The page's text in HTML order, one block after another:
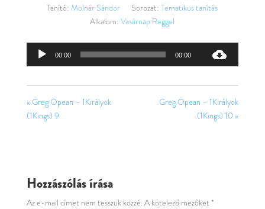
Tanító: Molnár Sándor Sorozat: Tematikus tanítás
Alkalom: Vasárnap Reggel
Audió
00:00 00:00
« Greg Opean – 1Királyok
(1Kings) 9
Greg Opean – 1Királyok
(1Kings) 10 »
Hozzászólás írása
Az e-mail címet nem tesszük közzé. A kötelező mezőket *